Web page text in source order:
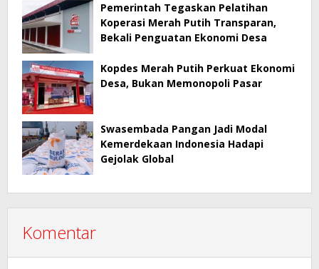
Pemerintah Tegaskan Pelatihan
Koperasi Merah Putih Transparan,
Bekali Penguatan Ekonomi Desa
Kopdes Merah Putih Perkuat Ekonomi
Desa, Bukan Memonopoli Pasar
Swasembada Pangan Jadi Modal
Kemerdekaan Indonesia Hadapi
Gejolak Global
Komentar